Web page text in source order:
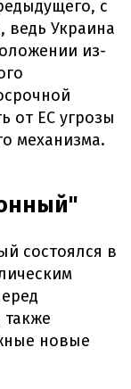
с
Украина
из-
от ЕС угрозы
механизма.
состоялся в
новые